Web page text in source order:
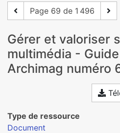
Page 69 de 1 496
Gérer et valoriser
multimédia -
Archimag numéro
Type de ressource
Document